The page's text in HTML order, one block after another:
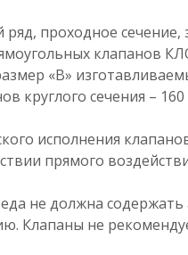
проходное сечение,
клапанов
«В»
круглого сечения –
исполнения
прямого
не должна содержать
Клапаны не